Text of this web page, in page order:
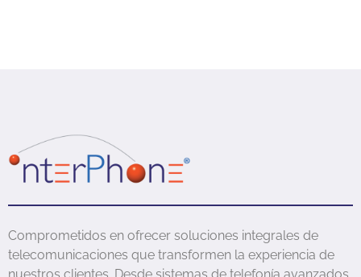
Comprometidos en ofrecer soluciones integrales de
telecomunicaciones que transformen la experiencia de
nuestros clientes. Desde sistemas de telefonía avanzados